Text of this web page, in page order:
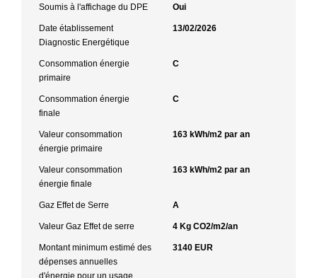
Soumis à l'affichage du DPE Oui
Date établissement
Diagnostic Energétique
13/02/2026
Consommation énergie
primaire
C
Consommation énergie
finale
C
Valeur consommation
énergie primaire
163 kWh/m2 par an
Valeur consommation
énergie finale
163 kWh/m2 par an
Gaz Effet de Serre A
Valeur Gaz Effet de serre 4 Kg CO2/m2/an
Montant minimum estimé des
dépenses annuelles
d'énergie pour un usage
3140 EUR